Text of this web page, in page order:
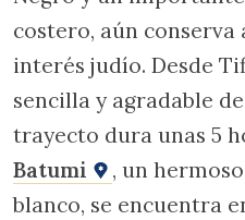
costero, aún conserva
interés judío. Desde
sencilla y agradable
trayecto dura unas 5
Batumi
, un
blanco, se encuentra